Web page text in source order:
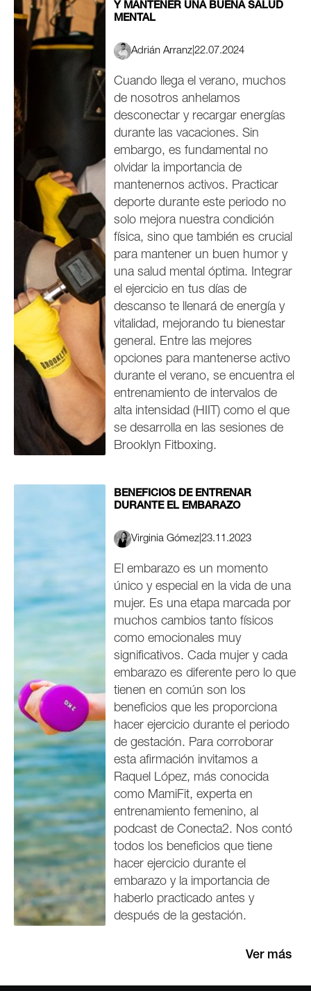
Y MANTENER UNA BUENA SALUD
MENTAL
Adrián Arranz 22.07.2024
Cuando llega el verano, muchos
de nosotros anhelamos
desconectar y recargar energías
durante las vacaciones. Sin
embargo, es fundamental no
olvidar la importancia de
mantenernos activos. Practicar
deporte durante este periodo no
solo mejora nuestra condición
física, sino que también es crucial
para mantener un buen humor y
una salud mental óptima. Integrar
el ejercicio en tus días de
descanso te llenará de energía y
vitalidad, mejorando tu bienestar
general. Entre las mejores
opciones para mantenerse activo
durante el verano, se encuentra el
entrenamiento de intervalos de
alta intensidad (HIIT) como el que
se desarrolla en las sesiones de
Brooklyn Fitboxing.
BENEFICIOS DE ENTRENAR
DURANTE EL EMBARAZO
Virginia Gómez 23.11.2023
El embarazo es un momento
único y especial en la vida de una
mujer. Es una etapa marcada por
muchos cambios tanto físicos
como emocionales muy
significativos. Cada mujer y cada
embarazo es diferente pero lo que
tienen en común son los
beneficios que les proporciona
hacer ejercicio durante el periodo
de gestación. Para corroborar
esta afirmación invitamos a
Raquel López, más conocida
como MamiFit, experta en
entrenamiento femenino, al
podcast de Conecta2. Nos contó
todos los beneficios que tiene
hacer ejercicio durante el
embarazo y la importancia de
haberlo practicado antes y
después de la gestación.
Ver más